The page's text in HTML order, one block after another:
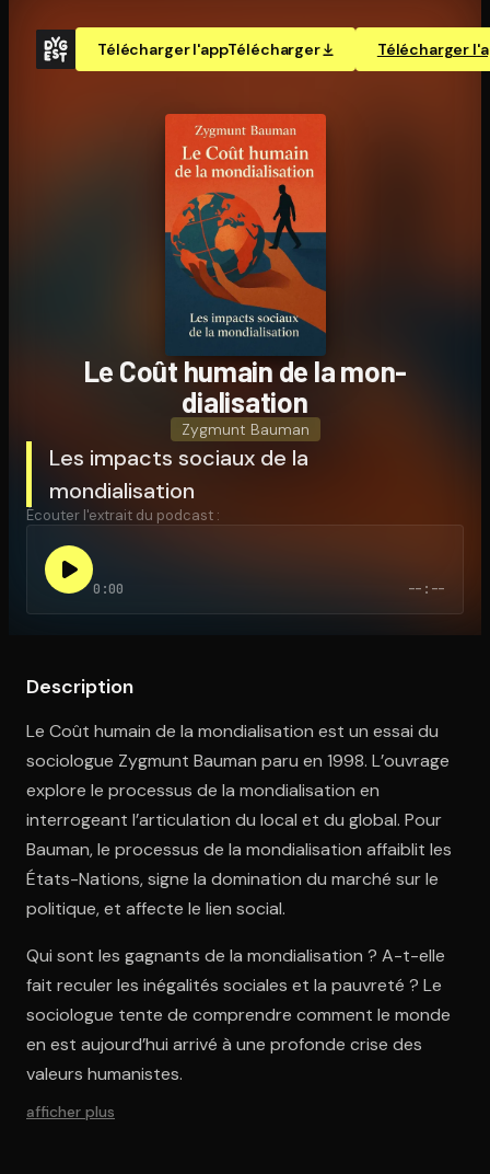
Télécharger l'appTélécharger Télécharger
Ouvre l'app Appareil photo, pointe sur le code. C'est gratuit à
Le Coût humain de la mon­
dia­li­sa­tion
Zygmunt Bauman
Les impacts sociaux de la
mondialisation
Écouter l'extrait du podcast :
0:00 --:--
Description
Le Coût humain de la mondialisation est un essai du
sociologue Zygmunt Bauman paru en 1998. L’ouvrage
explore le processus de la mondialisation en
interrogeant l’articulation du local et du global. Pour
Bauman, le processus de la mondialisation affaiblit les
États-Nations, signe la domination du marché sur le
politique, et affecte le lien social.
Qui sont les gagnants de la mondialisation ? A-t-elle
fait reculer les inégalités sociales et la pauvreté ? Le
sociologue tente de comprendre comment le monde
en est aujourd’hui arrivé à une profonde crise des
valeurs humanistes.
afficher plus